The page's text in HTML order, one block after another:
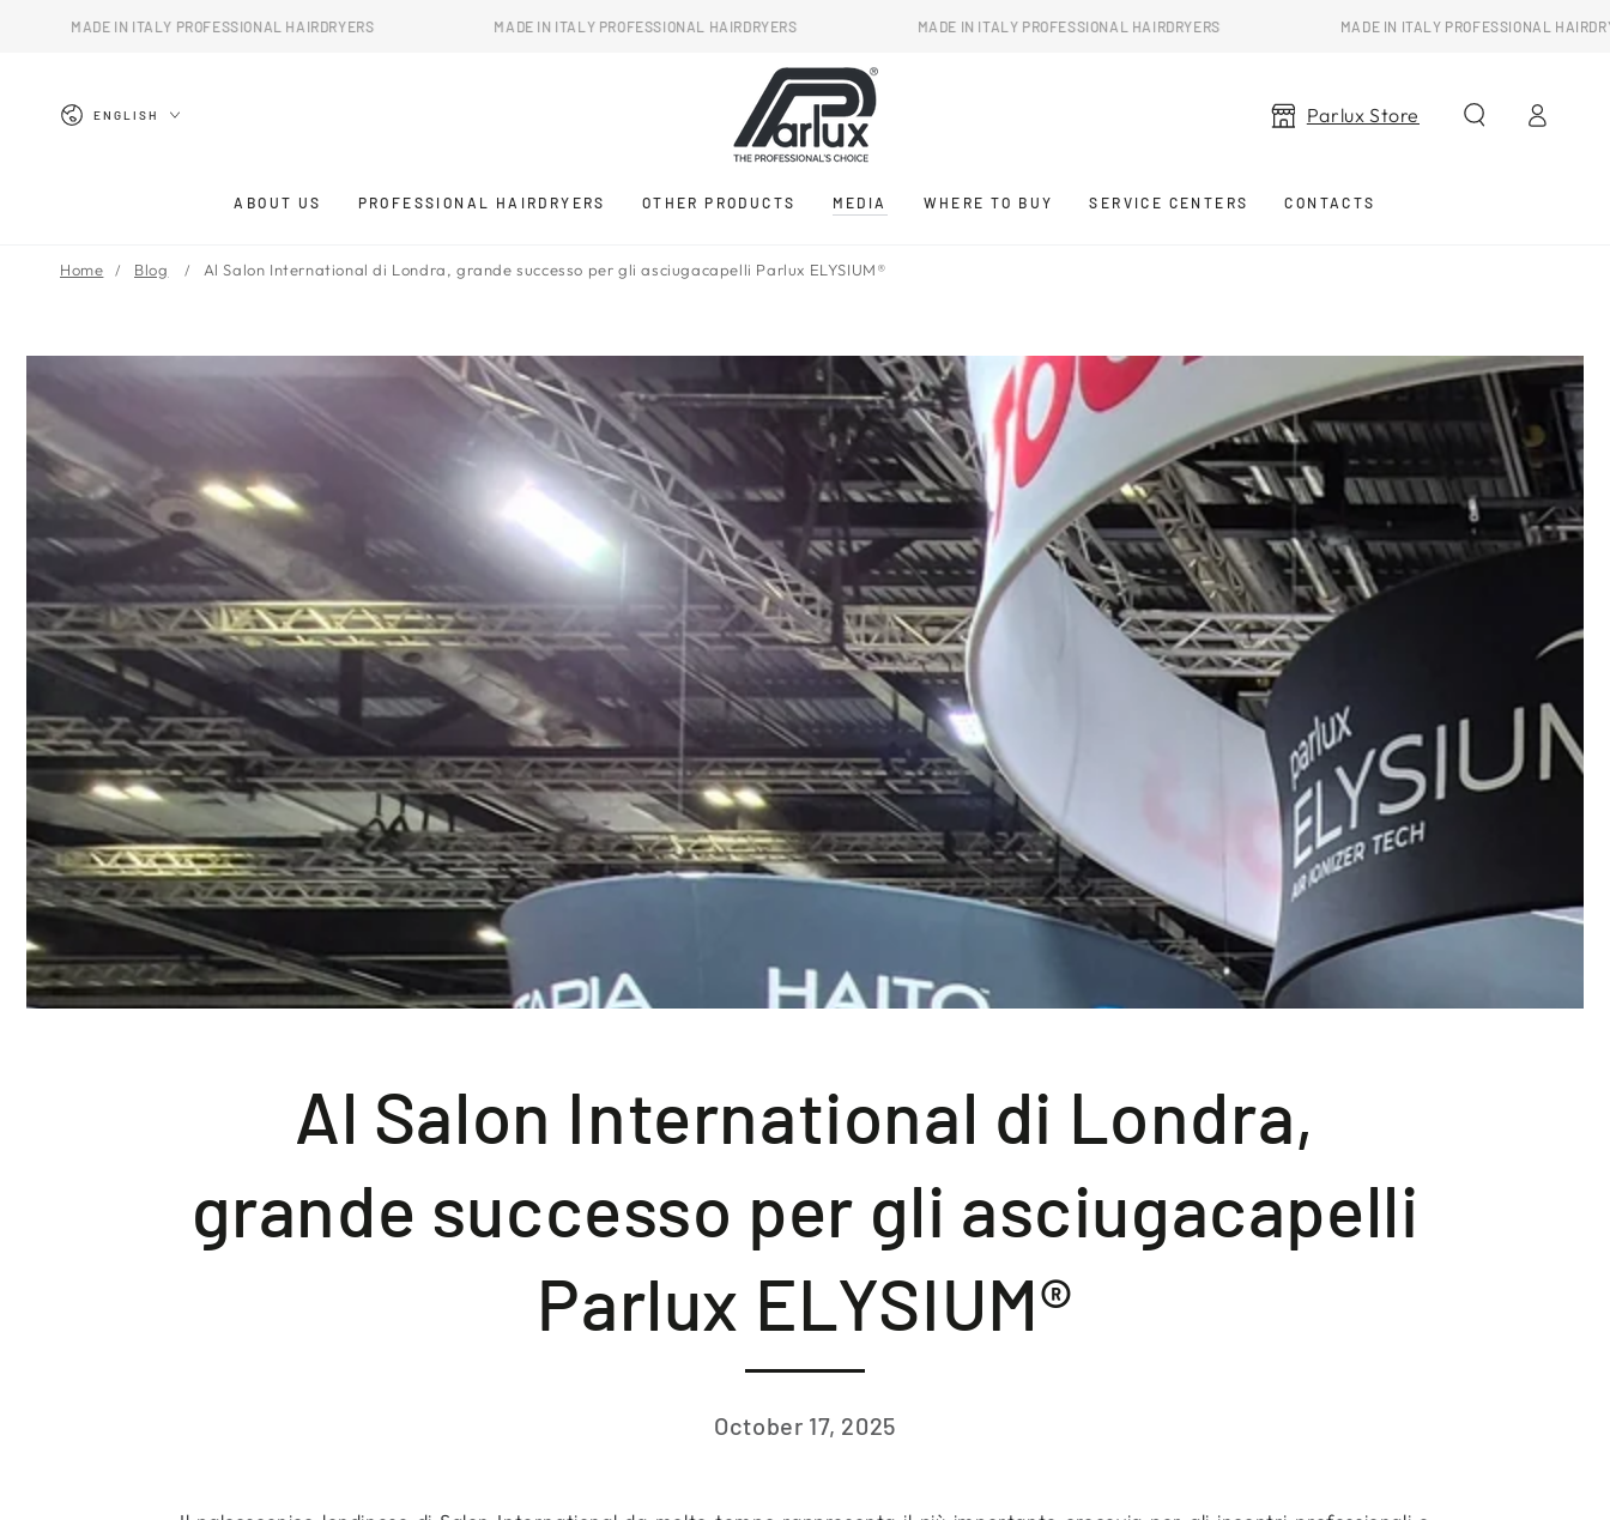
CONTENT
IN ITALY PROFESSIONAL HAIRDRYERS MADE IN ITALY PROFESSIONAL HAIRDRYERS MADE IN ITALY PROFESSIONAL HAIRDRYERS MADE IN ITALY PROFESSIONAL HAIRDRYERS
Language
ENGLISH
ABOUT US PROFESSIONAL HAIRDRYERS OTHER PRODUCTS MEDIA WHERE TO BUY SERVICE CENTERS CONTACTS
Parlux Store
Log
in
Home Blog Al Salon International di Londra, grande successo per gli asciugacapelli Parlux ELYSIUM®
Al Salon International di Londra,
grande successo per gli asciugacapelli
Parlux ELYSIUM®
October 17, 2025